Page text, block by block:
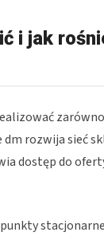
i jak
dm rozwija sieć
dostęp do